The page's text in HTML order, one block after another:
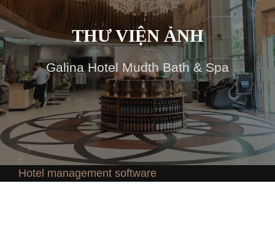
THƯ VIỆN ẢNH
Galina Hotel Mudth Bath & Spa
Hotel management software